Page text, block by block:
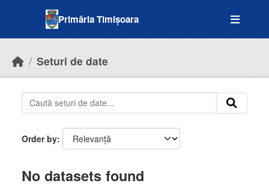
Primăria Timișoara
Seturi de date
Order by
No datasets found